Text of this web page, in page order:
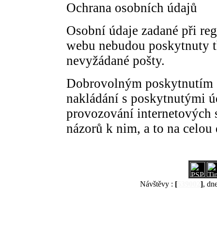
Ochrana osobních údajů
Osobní údaje zadané při
webu nebudou poskytnuty
nevyžádané pošty.
Dobrovolným poskytnutím
nakládání s poskytnutými
provozování internetových
názorů k nim, a to na
Návštěvy : [539002 ],